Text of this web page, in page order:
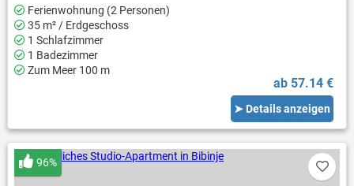
Ferienwohnung (2 Personen)
35 m² / Erdgeschoss
1 Schlafzimmer
1 Badezimmer
Zum Meer 100 m
ab 57.14 €
➤ Details anzeigen
96%